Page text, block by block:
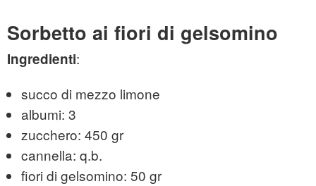
Sorbetto ai fiori di gelsomino
Ingredienti:
succo di mezzo limone
albumi: 3
zucchero: 450 gr
cannella: q.b.
fiori di gelsomino: 50 gr